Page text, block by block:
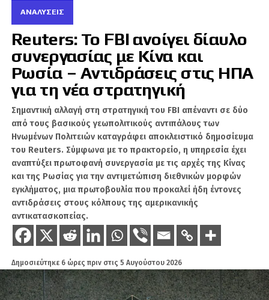
Όσα αναφέρουν τοπικά ΜΜΕ στη Θράκη είναι
αποκαλυπτικά! Αντιγράφω από το
pameevro.gr
«Η Άγκυρα, θέλοντας να δείξει ότι
ελέγχει την κατάσταση, έστειλε
«ενισχύσεις» από την Τουρκία. Μια
ολόκληρη στρατιά νομικών από τους
Δικηγορικούς Συλλόγους Άγκυρας,
Κωνσταντινούπολης και
Αδριανούπολης κατέφθασε στην Ξάνθη
για να κάνει πολιτική προπαγάνδα έξω
ΑΝΑΛΎΣΕΙΣ
Reuters: Το FBI ανοίγει δίαυλο
συνεργασίας με Κίνα και
Ρωσία – Αντιδράσεις στις ΗΠΑ
για τη νέα στρατηγική
Σημαντική αλλαγή στη στρατηγική του FBI απέναντι σε δύο
από τους βασικούς γεωπολιτικούς αντιπάλους των
Ηνωμένων Πολιτειών καταγράφει αποκλειστικό δημοσίευμα
του Reuters. Σύμφωνα με το πρακτορείο, η υπηρεσία έχει
αναπτύξει πρωτοφανή συνεργασία με τις αρχές της Κίνας
και της Ρωσίας για την αντιμετώπιση διεθνικών μορφών
εγκλήματος, μια πρωτοβουλία που προκαλεί ήδη έντονες
αντιδράσεις στους κόλπους της αμερικανικής
αντικατασκοπείας.
Δημοσιεύτηκε 6 ώρες πριν στις 5 Αυγούστου 2026